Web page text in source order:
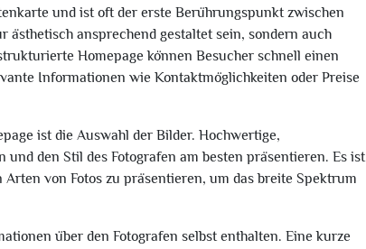
und ist oft der erste Berührungspunkt zwischen
ästhetisch ansprechend gestaltet sein, sondern auch
Homepage können Besucher schnell einen
Informationen wie Kontaktmöglichkeiten oder Preise
ist die Auswahl der Bilder. Hochwertige,
den Stil des Fotografen am besten präsentieren. Es ist
von Fotos zu präsentieren, um das breite Spektrum
über den Fotografen selbst enthalten. Eine kurze